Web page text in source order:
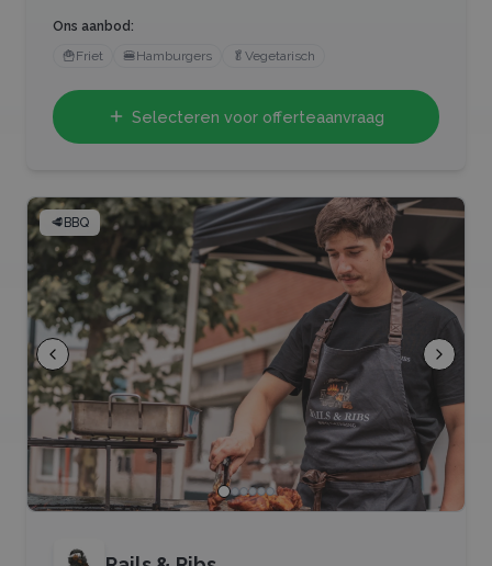
Ons aanbod:
🍟Friet 🍔Hamburgers 🥬 Vegetarisch
Selecteren voor offerteaanvraag
🥩BBQ